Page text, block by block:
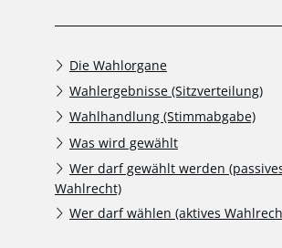
Die Wahlorgane
Wahlergebnisse (Sitzverteilung)
Wahlhandlung (Stimmabgabe)
Was wird gewählt
Wer darf gewählt werden
Wahlrecht)
Wer darf wählen (aktives